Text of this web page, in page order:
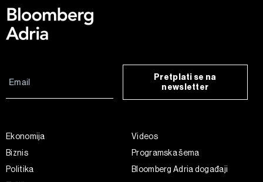
Pretplati se na
newsletter
Ekonomija
Biznis
Politika
Videos
Programska šema
Bloomberg Adria događaji